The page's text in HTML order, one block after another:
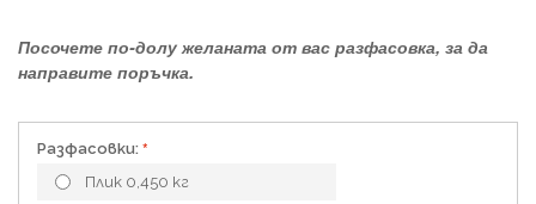
Посочете по-долу желаната от вас разфасовка, за да
направите поръчка.
Разфасовки:
Плик 0,450 кг